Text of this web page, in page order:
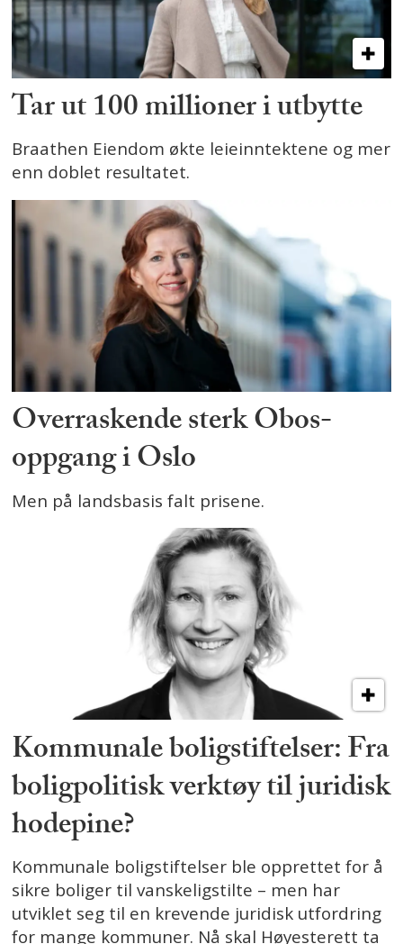
Tar ut 100 millioner i utbytte
Braathen Eiendom økte leieinntektene og mer
enn doblet resultatet.
Overraskende sterk Obos-
oppgang i Oslo
Men på landsbasis falt prisene.
Kommunale boligstiftelser: Fra
boligpolitisk verktøy til juridisk
hodepine?
Kommunale boligstiftelser ble opprettet for å
sikre boliger til vanskeligstilte – men har
utviklet seg til en krevende juridisk utfordring
for mange kommuner. Nå skal Høyesterett ta